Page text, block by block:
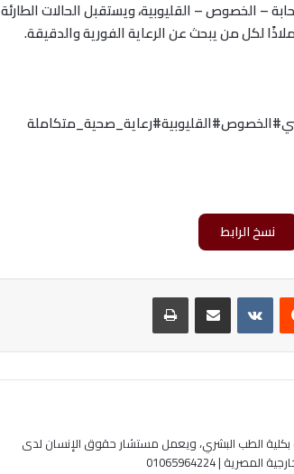
– الخصوص – القليوبية، ويستقبل الحالات الطارئة
لكل من يبحث عن الرعاية الفورية والدقيقة.
نسخ الرابط
مشاركة عبر البريد طباعة
الطب البشري، ويعمل مستشار حقوق الإنسان لدى
| 01065964224